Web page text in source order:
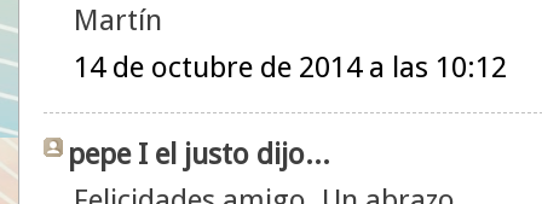
Martín
14 de octubre de 2014 a las 10:12
pepe I el justo dijo...